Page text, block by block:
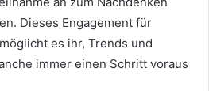
Dieses Engagement für
es ihr, Trends und
immer einen Schritt voraus